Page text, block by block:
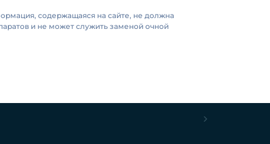
содержащаяся на сайте, не должна
и не может служить заменой очной